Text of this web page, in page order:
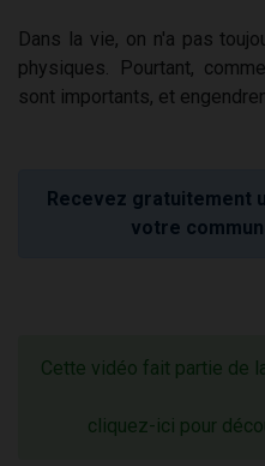
Dans la vie, on n'a pas
physiques. Pourtant,
sont importants, et
Recevez gratuitement
votre
Cette vidéo fait partie de
cliquez-ici pour